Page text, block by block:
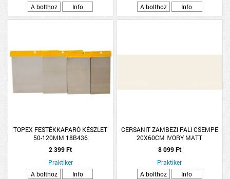
A bolthoz
Info
A bolthoz
Info
TOPEX FESTÉKKAPARÓ KÉSZLET
50-120MM 18B436
2 399 Ft
Praktiker
A bolthoz
Info
CERSANIT ZAMBEZI FALI CSEMPE
20X60CM IVORY MATT
8 099 Ft
Praktiker
A bolthoz
Info